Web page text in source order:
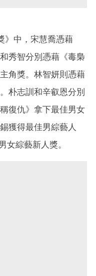
》中，宋慧喬憑藉
秀智分別憑藉《毒梟
角獎。林智妍則憑藉
朴志訓和辛叡恩分別
復仇》拿下最佳男女
獲得最佳男綜藝人
女綜藝新人獎。